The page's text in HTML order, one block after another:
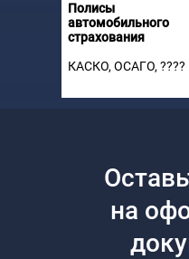
Полисы
автомобильного
страхования
КАСКО, ОСАГО, ????
на